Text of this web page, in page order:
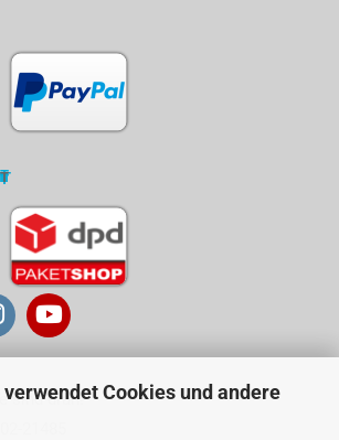
Cookies und andere
sind dran!
21485